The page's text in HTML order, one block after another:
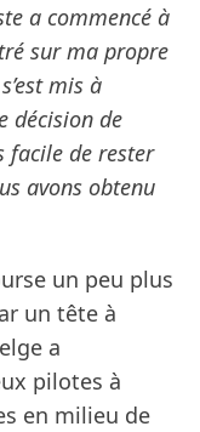
a commencé à
sur ma propre
mis à
décision de
facile de rester
avons obtenu
un peu plus
un tête à
a
pilotes à
en milieu de